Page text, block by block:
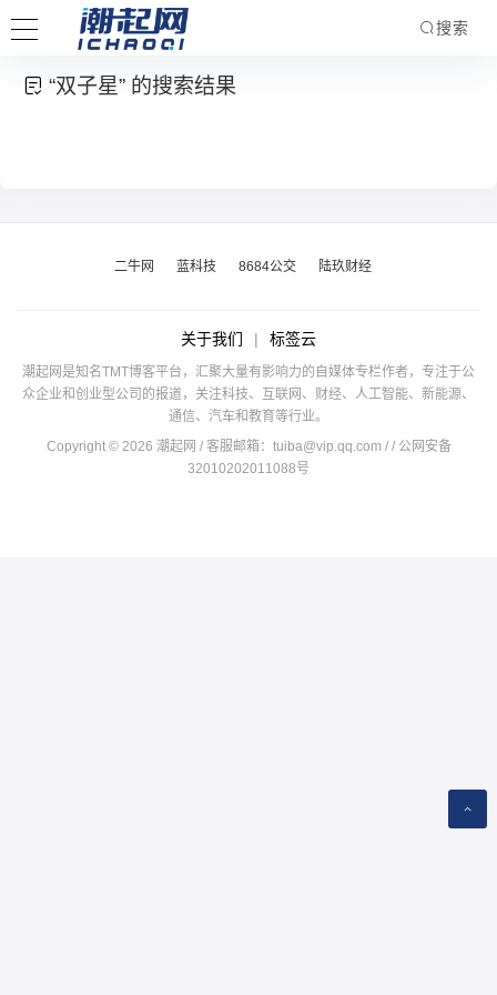
搜索
“双子星” 的搜索结果
二牛网 蓝科技 8684公交 陆玖财经
关于我们 | 标签云
潮起网是知名TMT博客平台，汇聚大量有影响力的自媒体专栏作者，专注于公
众企业和创业型公司的报道，关注科技、互联网、财经、人工智能、新能源、
通信、汽车和教育等行业。
Copyright © 2026 潮起网 / 客服邮箱： tuiba@vip.qq.com / / 公网安备
32010202011088号